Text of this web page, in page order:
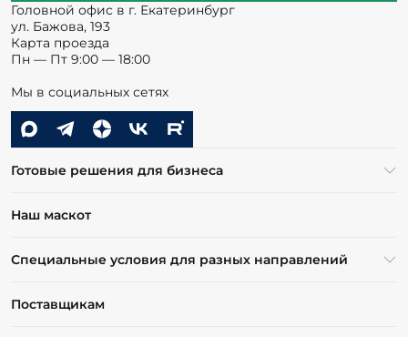
Головной офис в г. Екатеринбург
ул. Бажова, 193
Карта проезда
Пн — Пт 9:00 — 18:00
Мы в социальных сетях
Готовые решения для бизнеса
Наш маскот
Специальные условия для разных направлений
Поставщикам